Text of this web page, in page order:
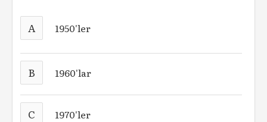
A 1950'ler
B 1960'lar
C 1970'ler